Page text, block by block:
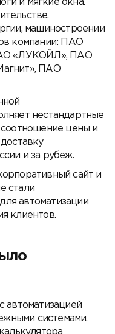
и мягкие окна.
машиностроении
компании: ПАО
«ЛУКОЙЛ», ПАО
ПАО
нестандартные
соотношение цены и
и за рубеж.
сайт и
стали
автоматизации
клиентов.
автоматизацией
системами,